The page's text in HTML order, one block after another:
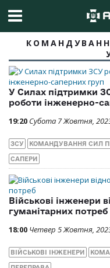
У Силах підтримки
роботи інженерно-
19:20 Субота 7 Жовтня,
ЗСУ КОМАНДУВАННЯ СИЛ
САПЕРИ
Військові інженери
гуманітарних потреб
18:00 Четвер 5 Жовтня,
ВІЙСЬКОВІ ІНЖЕНЕРИ